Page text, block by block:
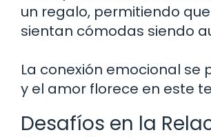
un regalo, permitiendo
sientan cómodas siendo
La conexión emocional se
y el amor florece en este
Desafíos en la